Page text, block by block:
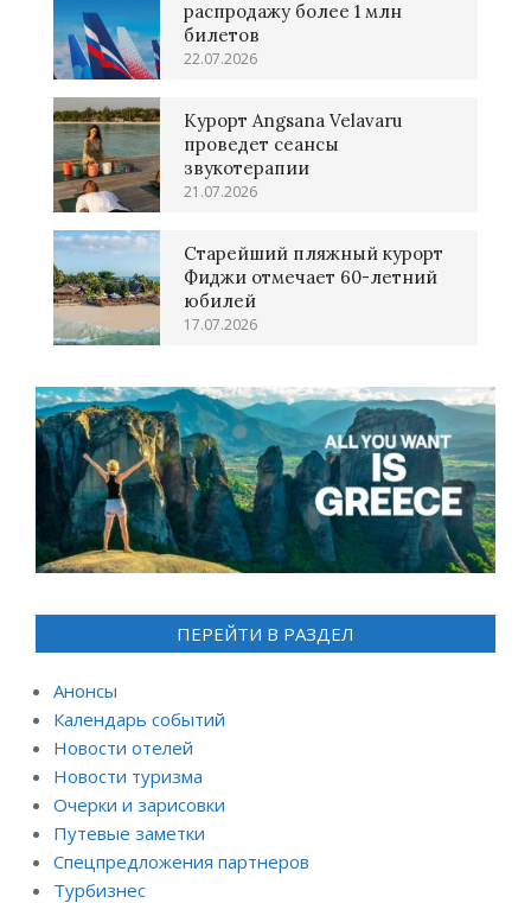
распродажу более 1 млн
билетов
22.07.2026
Курорт Angsana Velavaru
проведет сеансы
звукотерапии
21.07.2026
Старейший пляжный курорт
Фиджи отмечает 60-летний
юбилей
17.07.2026
ПЕРЕЙТИ В РАЗДЕЛ
Анонсы
Календарь событий
Новости отелей
Новости туризма
Очерки и зарисовки
Путевые заметки
Спецпредложения партнеров
Турбизнес